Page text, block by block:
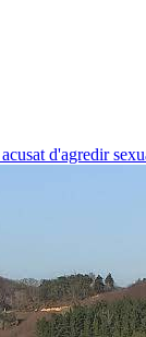
d'agredir